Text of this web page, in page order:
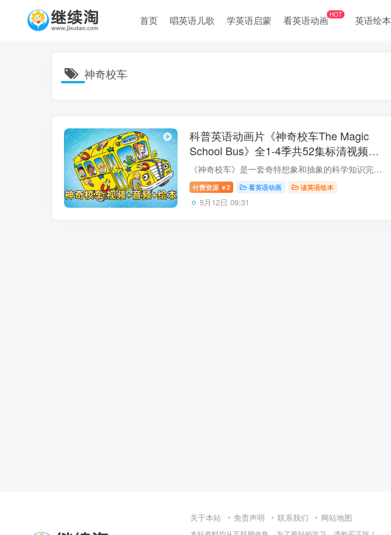
首页 唱英语儿歌 学英语启蒙 看英语动画HOT 英语绘本
神奇校车
科普英语动画片《神奇校车The Magic
School Bus》全1-4季共52集标清视频
+配套音频+PDF绘本，百度网盘下载！《神奇校车》是一套奇特想象和抽象的科学知识完美融合的科普绘本，情节惊险刺激，语言生动爆笑，对话童稚可爱，知识清晰严谨，展示了一种新奇的、迷人的、另类的自然科学教育方式。 提起科普读...
付费资源 ￥2 看英语动画 读英语绘本
5月12日 09:31
关于本站 免责声明 联系我们 网站地图